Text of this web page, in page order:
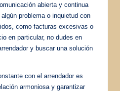
abierta y continua
problema o inquietud con
como facturas excesivas o
en particular, no dudes en
y buscar una solución
con el arrendador es
armoniosa y garantizar